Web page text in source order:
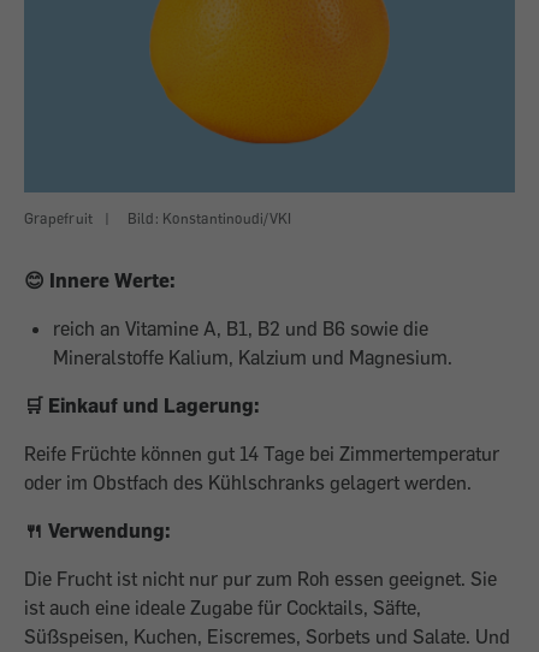
Grapefruit | Bild: Konstantinoudi/VKI
😊 Innere Werte:
reich an Vitamine A, B1, B2 und B6 sowie die
Mineralstoffe Kalium, Kalzium und Magnesium.
🛒 Einkauf und Lagerung:
Reife Früchte können gut 14 Tage bei Zimmertemperatur
oder im Obstfach des Kühlschranks gelagert werden.
🍴 Verwendung:
Die Frucht ist nicht nur pur zum Roh essen geeignet. Sie
ist auch eine ideale Zugabe für Cocktails, Säfte,
Süßspeisen, Kuchen, Eiscremes, Sorbets und Salate. Und